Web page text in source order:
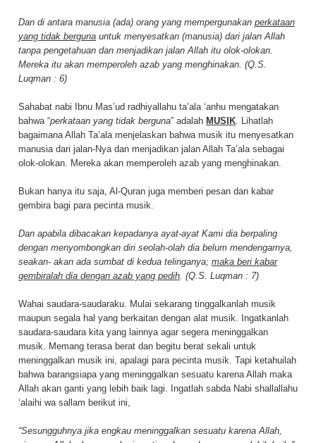
Dan di antara manusia (ada) orang yang mempergunakan perkataan
yang tidak berguna untuk menyesatkan (manusia) dari jalan Allah
tanpa pengetahuan dan menjadikan jalan Allah itu olok-olokan.
Mereka itu akan memperoleh azab yang menghinakan. (Q.S.
Luqman : 6)
Sahabat nabi Ibnu Mas’ud radhiyallahu ta’ala ‘anhu mengatakan
bahwa “perkataan yang tidak berguna” adalah MUSIK . Lihatlah
bagaimana Allah Ta’ala menjelaskan bahwa musik itu menyesatkan
manusia dari jalan-Nya dan menjadikan jalan Allah Ta’ala sebagai
olok-olokan. Mereka akan memperoleh azab yang menghinakan.
Bukan hanya itu saja, Al-Quran juga memberi pesan dan kabar
gembira bagi para pecinta musik.
Dan apabila dibacakan kepadanya ayat-ayat Kami dia berpaling
dengan menyombongkan diri seolah-olah dia belum mendengarnya,
seakan- akan ada sumbat di kedua telinganya; maka beri kabar
gembiralah dia dengan azab yang pedih . (Q.S. Luqman : 7)
Wahai saudara-saudaraku. Mulai sekarang tinggalkanlah musik
maupun segala hal yang berkaitan dengan alat musik. Ingatkanlah
saudara-saudara kita yang lainnya agar segera meninggalkan
musik. Memang terasa berat dan begitu berat sekali untuk
meninggalkan musik ini, apalagi para pecinta musik. Tapi ketahuilah
bahwa barangsiapa yang meninggalkan sesuatu karena Allah maka
Allah akan ganti yang lebih baik lagi. Ingatlah sabda Nabi shallallahu
‘alaihi wa sallam berikut ini,
“Sesungguhnya jika engkau meninggalkan sesuatu karena Allah,